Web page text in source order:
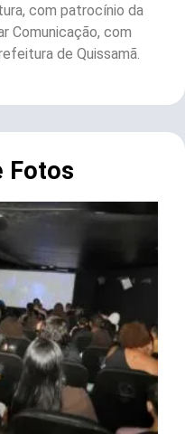
com patrocínio da
Comunicação, com
de Quissamã.
Fotos